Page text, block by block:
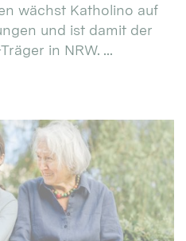
wächst Katholino auf
und ist damit der
in NRW. ...